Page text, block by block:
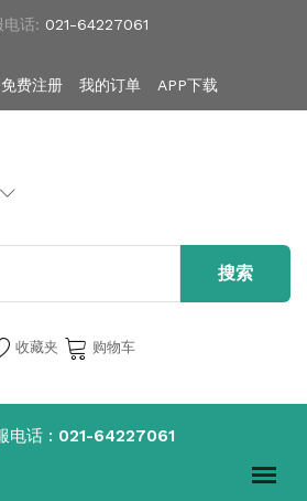
电话: 021-64227061
免费注册 我的订单 APP下载
收藏夹 购物车
电话 : 021-64227061